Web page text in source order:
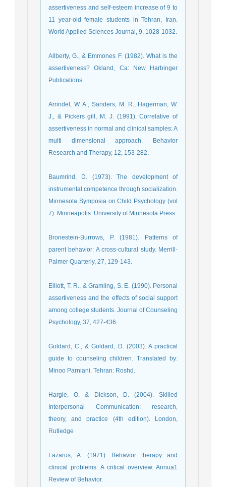
assertiveness and self-esteem increase of 9 to
11 year-old female students in Tehran, Iran.
World Applied Sciences Journal, 9, 1028-1032.
Allberty, G., & Emmones F. (1982). What is the
assertiveness? Okland, Ca: New Harbinger
Publications.
Arrindel, W. A., Sanders, M. R., Hagerman, W.
J., & Pickers gill, M. J. (1991). Correlative of
assertiveness in normal and clinical samples: A
multi dimensional approach. Behavior
Research and Therapy, 12, 153-282.
Baumrind, D. (1973). The development of
instrumental competence through socialization.
Minnesota Symposia on Child Psychology (vol
7). Minneapolis: University of Minnesota Press.
Bronestein-Burrows, P. (1981). Patterns of
parent behavior: A cross-cultural study. Merrill-
Palmer Quarterly, 27, 129-143.
Elliott, T. R., & Gramling, S. E. (1990). Personal
assertiveness and the effects of social support
among college students. Journal of Counseling
Psychology, 37, 427-436.
Goldard, C., & Goldard, D. (2003). A practical
guide to counseling children. Translated by:
Minoo Parniani. Tehran: Roshd.
Hargie, O. & Dickson, D. (2004). Skilled
Interpersonal Communication: research,
theory, and practice (4th edition). London,
Rutledge
Lazarus, A. (1971). Behavior therapy and
clinical problems: A critical overview. Annua1
Review of Behavior.